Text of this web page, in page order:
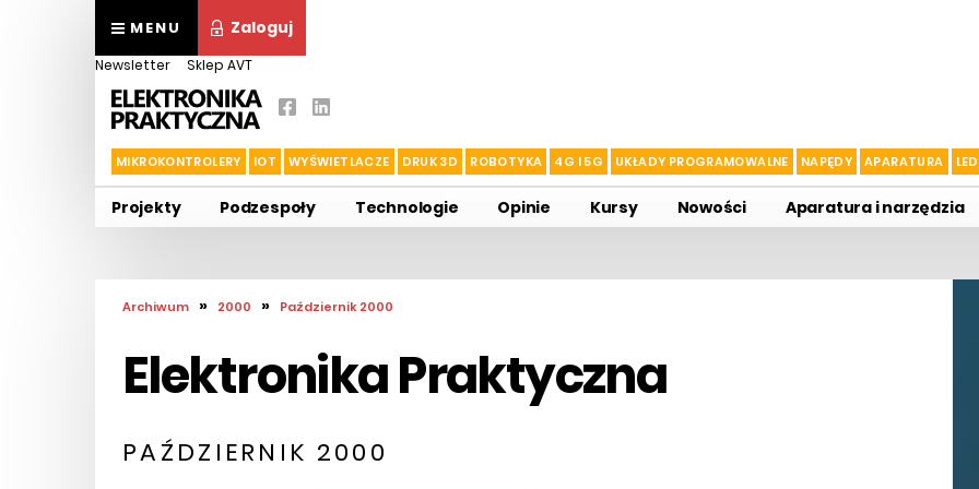
MENU Zaloguj
Newsletter Sklep AVT
MIKROKONTROLERY IOT WYŚWIETLACZE DRUK 3D ROBOTYKA 4G I 5G UKŁADY PROGRAMOWALNE NAPĘDY APARATURA LED
Projekty Podzespoły Technologie Opinie Kursy Nowości Aparatura i narzędzia
Archiwum » 2000 » Październik 2000
Elektronika Praktyczna
PAŹDZIERNIK 2000